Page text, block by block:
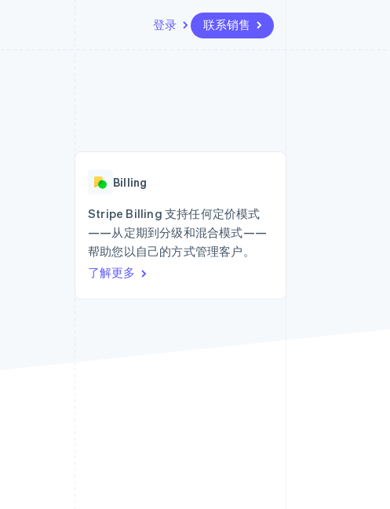
登录 联系销售
Radar
初创企业注册
Climate
碳移除
API 状态
Billing
Stripe Billing 支持任何定价模式
——从定期到分级和混合模式——
帮助您以自己的方式管理客户。
了解更多